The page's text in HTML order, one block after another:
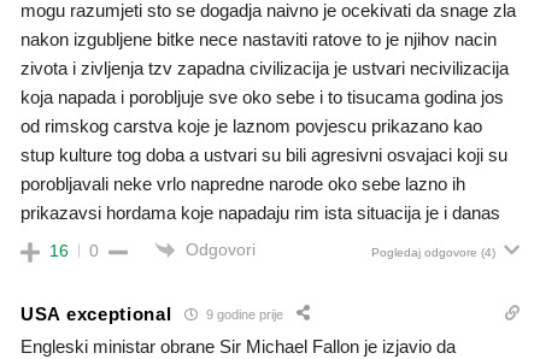
mogu razumjeti sto se dogadja naivno je ocekivati da snage zla
nakon izgubljene bitke nece nastaviti ratove to je njihov nacin
zivota i zivljenja tzv zapadna civilizacija je ustvari necivilizacija
koja napada i porobljuje sve oko sebe i to tisucama godina jos
od rimskog carstva koje je laznom povjescu prikazano kao
stup kulture tog doba a ustvari su bili agresivni osvajaci koji su
porobljavali neke vrlo napredne narode oko sebe lazno ih
prikazavsi hordama koje napadaju rim ista situacija je i danas
16 0 Odgovori Pogledaj odgovore (4)
USA exceptional 9 godine prije
Engleski ministar obrane Sir Michael Fallon je izjavio da